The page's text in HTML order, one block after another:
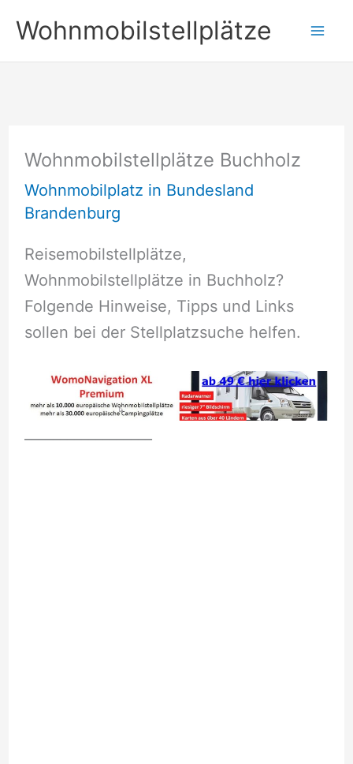
Inhalt
springen
Wohnmobilstellplätze
Wohnmobilstellplätze Buchholz
Wohnmobilplatz in Bundesland
Brandenburg
Reisemobilstellplätze,
Wohnmobilstellplätze in Buchholz?
Folgende Hinweise, Tipps und Links
sollen bei der Stellplatzsuche helfen.